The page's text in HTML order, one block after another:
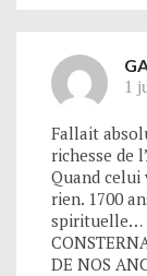
1
Fallait
richesse de
Quand
rien. 1700
spirituelle…
DE NOS